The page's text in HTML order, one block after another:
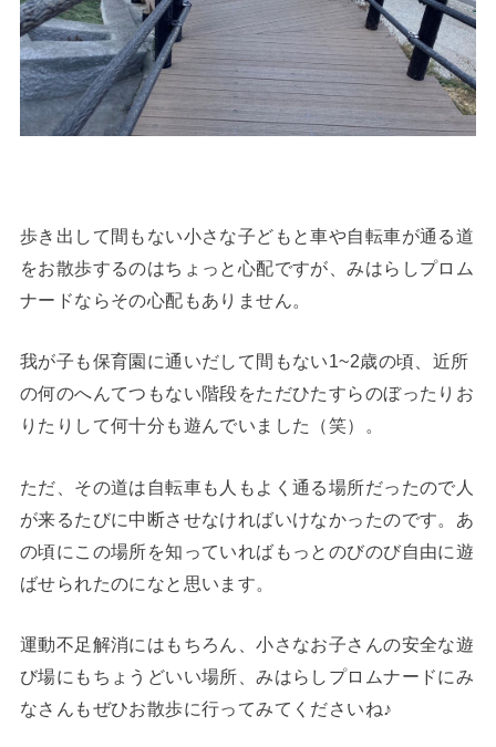
歩き出して間もない小さな子どもと車や自転車が通る道
をお散歩するのはちょっと心配ですが、みはらしプロム
ナードならその心配もありません。
我が子も保育園に通いだして間もない1~2歳の頃、近所
の何のへんてつもない階段をただひたすらのぼったりお
りたりして何十分も遊んでいました（笑）。
ただ、その道は自転車も人もよく通る場所だったので人
が来るたびに中断させなければいけなかったのです。あ
の頃にこの場所を知っていればもっとのびのび自由に遊
ばせられたのになと思います。
運動不足解消にはもちろん、小さなお子さんの安全な遊
び場にもちょうどいい場所、みはらしプロムナードにみ
なさんもぜひお散歩に行ってみてくださいね♪